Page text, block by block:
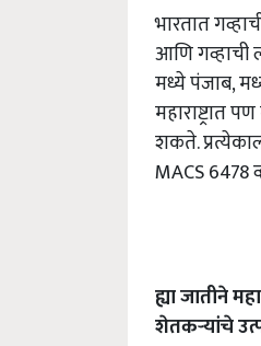
भारतात
आणि गव्हाची
मध्ये पंजाब,
महाराष्ट्रात
शकते.
MACS 6478
ह्याजातीने
शेतकऱ्यांचे